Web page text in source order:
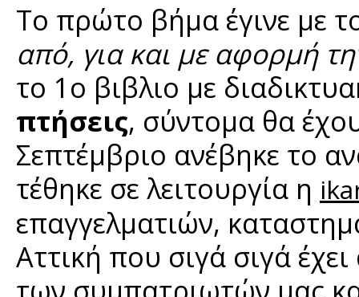
Το πρώτο βήμα έγινε με
από, για και με αφορμή
το 1ο βιβλιο με
πτήσεις, σύντομα θα
Σεπτέμβριο ανέβηκε το
τέθηκε σε λειτουργία η
επαγγελματιών,
Αττική που σιγά σιγά